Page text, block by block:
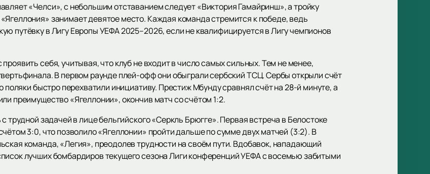
«Челси», с небольшим отставанием следует «Виктория Гамайринш», а тройку
занимает девятое место. Каждая команда стремится к победе, ведь
путёвку в Лигу Европы УЕФА 2025–2026, если не квалифицируется в Лигу чемпионов
себя, учитывая, что клуб не входит в число самых сильных. Тем не менее,
В первом раунде плей-офф они обыграли сербский ТСЦ. Сербы открыли счёт
поляки быстро перехватили инициативу. Престиж Мбунду сравнял счёт на 28-й минуте, а
преимущество «Ягеллонии», окончив матч со счётом 1:2.
трудной задачей в лице бельгийского «Серкль Брюгге». Первая встреча в Белостоке
3:0, что позволило «Ягеллонии» пройти дальше по сумме двух матчей (3:2). В
команда, «Легия», преодолев трудности на своём пути. Вдобавок, нападающий
лучших бомбардиров текущего сезона Лиги конференций УЕФА с восемью забитыми